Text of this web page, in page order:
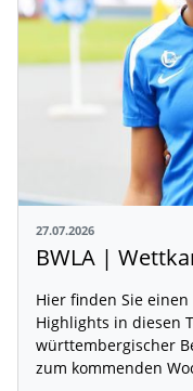
27.07.2026
BWLA |
Hier finden Sie
Highlights in diesen
württembergischer
zum kommenden